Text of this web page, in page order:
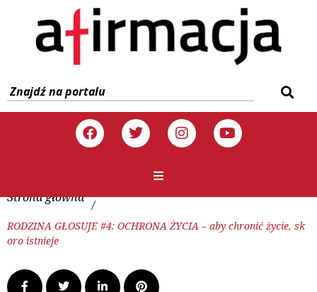
Strona główna /
RODZINA GŁOSUJE #4: OCHRONA ŻYCIA – aby chronić życie, sk
oro istnieje